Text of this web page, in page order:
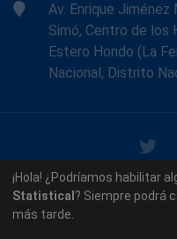
Av. Enrique Jiménez
Simó, Centro de los
Estero Hondo (La
Nacional, Distrito
© 2026 - Memoria
Dominicana.
¡Hola! ¿Podríamos habilitar
Statistical ? Siempre podrá
más tarde.